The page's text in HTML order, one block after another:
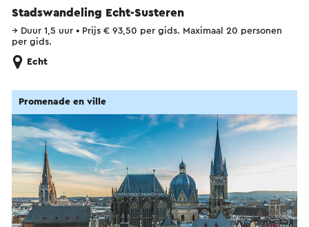
Stadswandeling Echt-Susteren
→ Duur 1,5 uur • Prijs € 93,50 per gids. Maximaal 20 personen
per gids.
Echt
Promenade en ville